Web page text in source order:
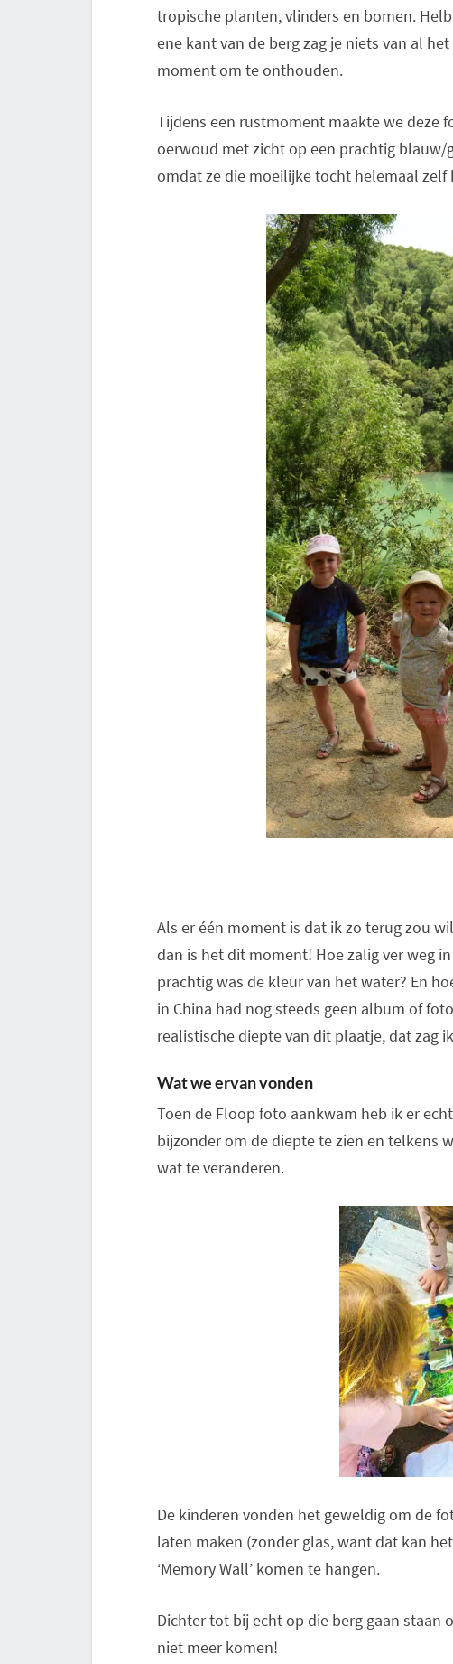
tropische planten, vlinders en bomen.
ene kant van de berg zag je niets van al
moment om te onthouden.
Tijdens een rustmoment maakte we deze
oerwoud met zicht op een prachtig
omdat ze die moeilijke tocht helemaal zelf
Als er één moment is dat ik zo terug zou
dan is het dit moment! Hoe zalig ver weg
prachtig was de kleur van het water? En
in China had nog steeds geen album of
realistische diepte van dit plaatje, dat zag
Wat we ervan vonden
Toen de Floop foto aankwam heb ik er
bijzonder om de diepte te zien en telkens
wat te veranderen.
De kinderen vonden het geweldig om de
laten maken (zonder glas, want dat kan
‘Memory Wall’ komen te hangen.
Dichter tot bij echt op die berg gaan
niet meer komen!